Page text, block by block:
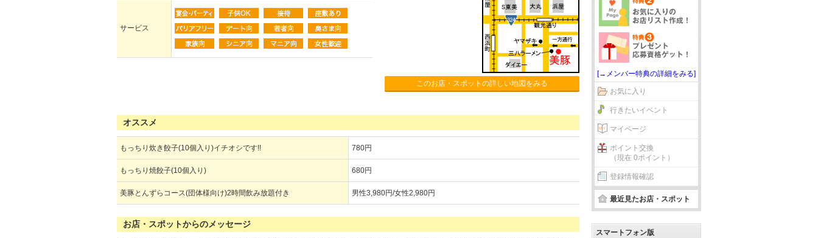
サービス
このお店・スポットの詳しい地図をみる
オススメ
もっちり炊き餃子(10個入り)イチオシです!! 780円
もっちり焼餃子(10個入り) 680円
美豚とんずらコース(団体様向け)2時間飲み放題付き 男性3,980円/女性2,980円
お店・スポットからのメッセージ
[→メンバー特典の詳細をみる]
お気に入り
行きたいイベント
マイページ
ポイント交換
（現在 0ポイント）
登録情報確認
最近見たお店・スポット
スマートフォン版